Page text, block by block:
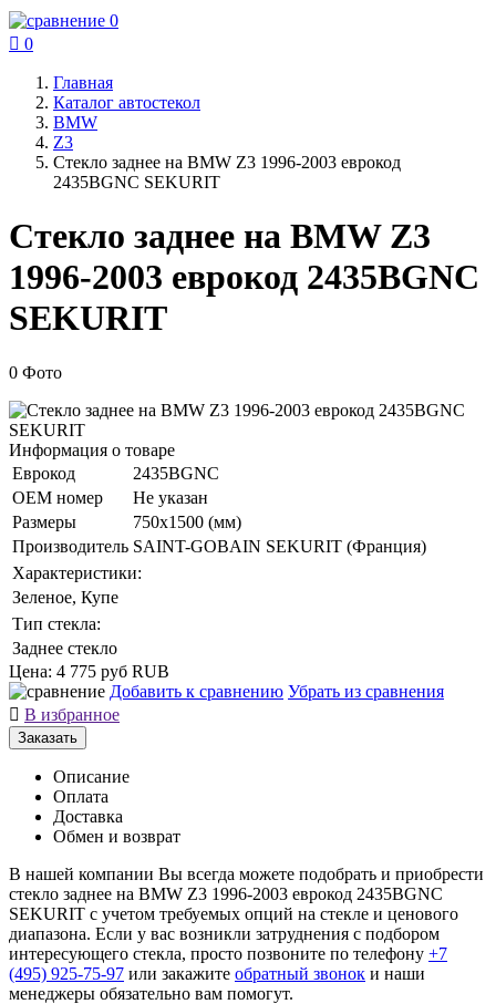
0
 0
Главная
Каталог автостекол
BMW
Z3
Стекло заднее на BMW Z3 1996-2003 еврокод
2435BGNC SEKURIT
Стекло заднее на BMW Z3
1996-2003 еврокод 2435BGNC
SEKURIT
0 Фото
Информация о товаре
Еврокод
2435BGNC
ОЕМ номер
Не указан
Размеры
750x1500 (мм)
Производитель SAINT-GOBAIN SEKURIT (Франция)
Характеристики:
Зеленое, Купе
Тип стекла:
Заднее стекло
Цена: 4 775 руб RUB
Добавить к сравнению Убрать из сравнения
 В избранное
Заказать
Описание
Оплата
Доставка
Обмен и возврат
В нашей компании Вы всегда можете подобрать и приобрести
стекло заднее на BMW Z3 1996-2003 еврокод 2435BGNC
SEKURIT с учетом требуемых опций на стекле и ценового
диапазона. Если у вас возникли затруднения с подбором
интересующего стекла, просто позвоните по телефону +7
(495) 925-75-97 или закажите обратный звонок и наши
менеджеры обязательно вам помогут.